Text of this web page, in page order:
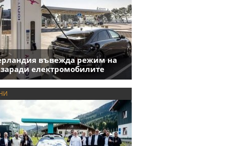
въвежда режим на
заради електромобилите